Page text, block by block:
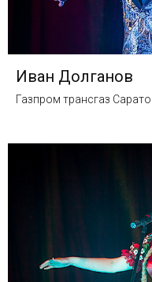
Иван Долганов
Газпром трансгаз